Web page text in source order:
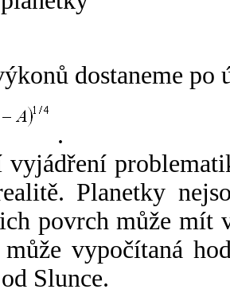
dostaneme po
.
vyjádření
Planetky
povrch může mít
vypočítaná
Slunce.